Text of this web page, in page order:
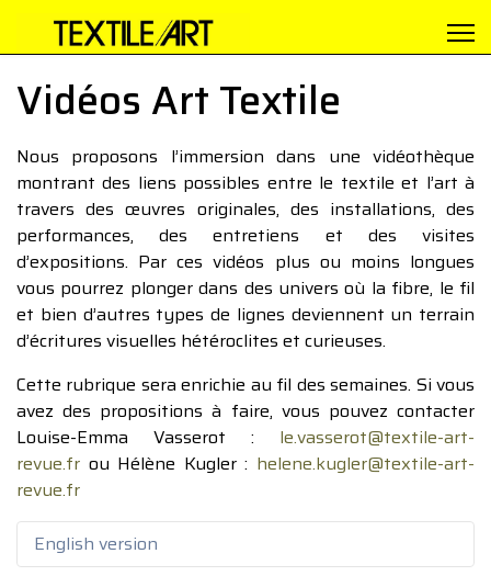
Vidéos Art Textile
Nous proposons l’immersion dans une vidéothèque
montrant des liens possibles entre le textile et l’art à
travers des œuvres originales, des installations, des
performances, des entretiens et des visites
d’expositions. Par ces vidéos plus ou moins longues
vous pourrez plonger dans des univers où la fibre, le fil
et bien d’autres types de lignes deviennent un terrain
d’écritures visuelles hétéroclites et curieuses.
Cette rubrique sera enrichie au fil des semaines. Si vous
avez des propositions à faire, vous pouvez contacter
Louise-Emma Vasserot : le.vasserot@textile-art-
revue.fr ou Hélène Kugler : helene.kugler@textile-art-
revue.fr
English version